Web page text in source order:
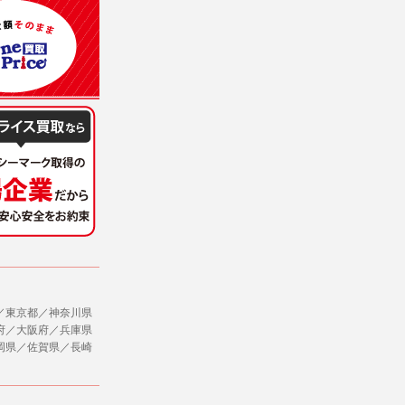
得ることが困難であるとき。
して協力する必要がある場合であって、
し、委託する場合は委託した個人データ
サービス等が利用できない場合があり
を閲覧・利用していただくためにクッ
加又は削除，利用の停止，消去及び第三
。また当社の個人情報の取り扱いに関
東京都／神奈川県
／大阪府／兵庫県
県／佐賀県／長崎